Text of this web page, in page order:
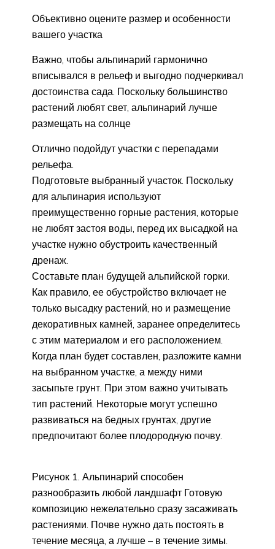
Объективно оцените размер и особенности
вашего участка
Важно, чтобы альпинарий гармонично
вписывался в рельеф и выгодно подчеркивал
достоинства сада. Поскольку большинство
растений любят свет, альпинарий лучше
размещать на солнце
Отлично подойдут участки с перепадами
рельефа.
Подготовьте выбранный участок. Поскольку
для альпинария используют
преимущественно горные растения, которые
не любят застоя воды, перед их высадкой на
участке нужно обустроить качественный
дренаж.
Составьте план будущей альпийской горки.
Как правило, ее обустройство включает не
только высадку растений, но и размещение
декоративных камней, заранее определитесь
с этим материалом и его расположением.
Когда план будет составлен, разложите камни
на выбранном участке, а между ними
засыпьте грунт. При этом важно учитывать
тип растений. Некоторые могут успешно
развиваться на бедных грунтах, другие
предпочитают более плодородную почву.
Рисунок 1. Альпинарий способен
разнообразить любой ландшафт Готовую
композицию нежелательно сразу засаживать
растениями. Почве нужно дать постоять в
течение месяца, а лучше – в течение зимы.